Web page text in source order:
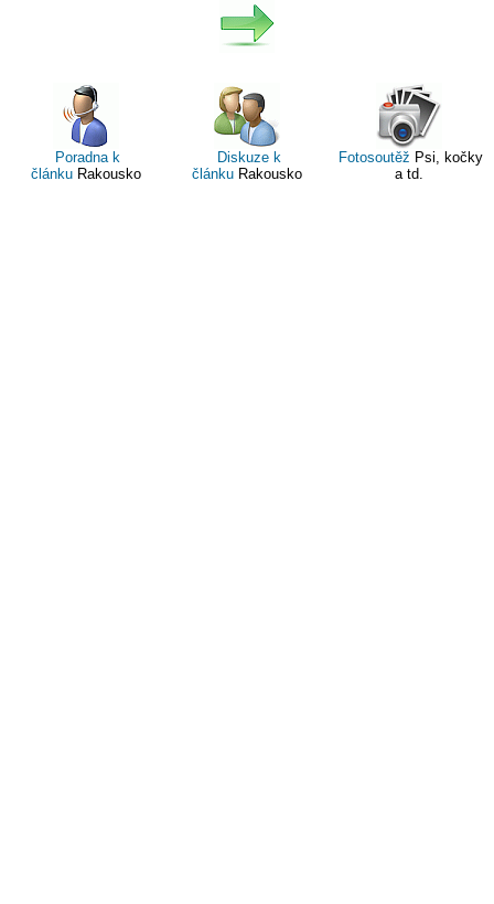
Poradna k
článkuRakousko
Diskuze k
článku Rakousko
Fotosoutěž Psi, kočky
a td.